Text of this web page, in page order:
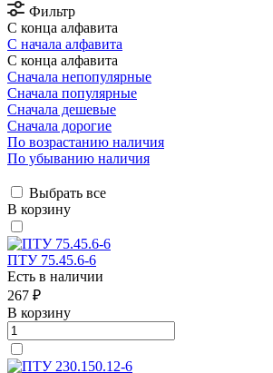
Фильтр
С конца алфавита
С начала алфавита
С конца алфавита
Сначала непопулярные
Сначала популярные
Сначала дешевые
Сначала дорогие
По возрастанию наличия
По убыванию наличия
Выбрать все
В корзину
ПТУ 75.45.6-6
Есть в наличии
267 ₽
В корзину